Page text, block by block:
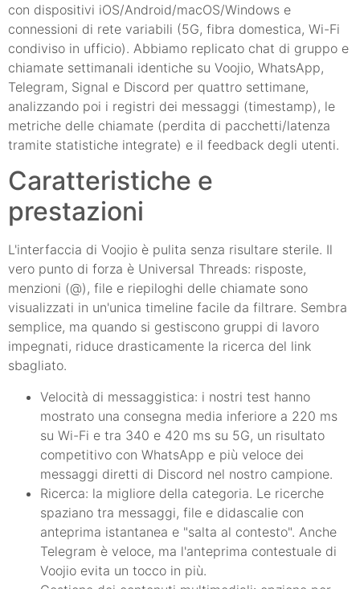
con dispositivi iOS/Android/macOS/Windows e
connessioni di rete variabili (5G, fibra domestica, Wi-Fi
condiviso in ufficio). Abbiamo replicato chat di gruppo e
chiamate settimanali identiche su Voojio, WhatsApp,
Telegram, Signal e Discord per quattro settimane,
analizzando poi i registri dei messaggi (timestamp), le
metriche delle chiamate (perdita di pacchetti/latenza
tramite statistiche integrate) e il feedback degli utenti.
Caratteristiche e
prestazioni
L'interfaccia di Voojio è pulita senza risultare sterile. Il
vero punto di forza è Universal Threads: risposte,
menzioni (@), file e riepiloghi delle chiamate sono
visualizzati in un'unica timeline facile da filtrare. Sembra
semplice, ma quando si gestiscono gruppi di lavoro
impegnati, riduce drasticamente la ricerca del link
sbagliato.
Velocità di messaggistica: i nostri test hanno
mostrato una consegna media inferiore a 220 ms
su Wi-Fi e tra 340 e 420 ms su 5G, un risultato
competitivo con WhatsApp e più veloce dei
messaggi diretti di Discord nel nostro campione.
Ricerca: la migliore della categoria. Le ricerche
spaziano tra messaggi, file e didascalie con
anteprima istantanea e "salta al contesto". Anche
Telegram è veloce, ma l'anteprima contestuale di
Voojio evita un tocco in più.